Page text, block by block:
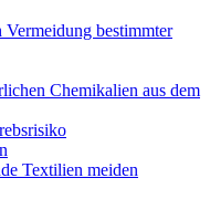
bestimmter
Chemikalien aus dem
Textilien meiden